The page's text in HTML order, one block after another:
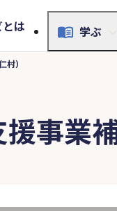
は 学ぶ
）
事業